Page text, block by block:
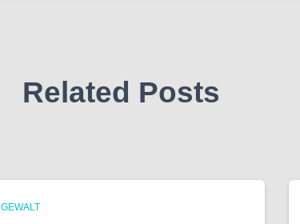
Related Posts
GEWALT